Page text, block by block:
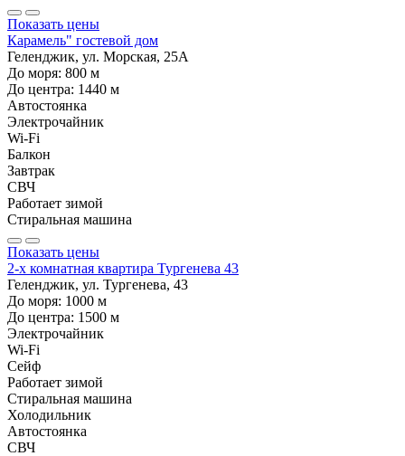
Показать цены
Карамель" гостевой дом
Геленджик, ул. Морская, 25А
До моря: 800 м
До центра: 1440 м
Автостоянка
Электрочайник
Wi-Fi
Балкон
Завтрак
СВЧ
Работает зимой
Стиральная машина
Показать цены
2-х комнатная квартира Тургенева 43
Геленджик, ул. Тургенева, 43
До моря: 1000 м
До центра: 1500 м
Электрочайник
Wi-Fi
Сейф
Работает зимой
Стиральная машина
Холодильник
Автостоянка
СВЧ